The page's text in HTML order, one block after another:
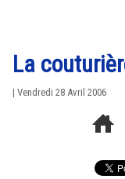
La
| Vendredi 28 Avril 2006